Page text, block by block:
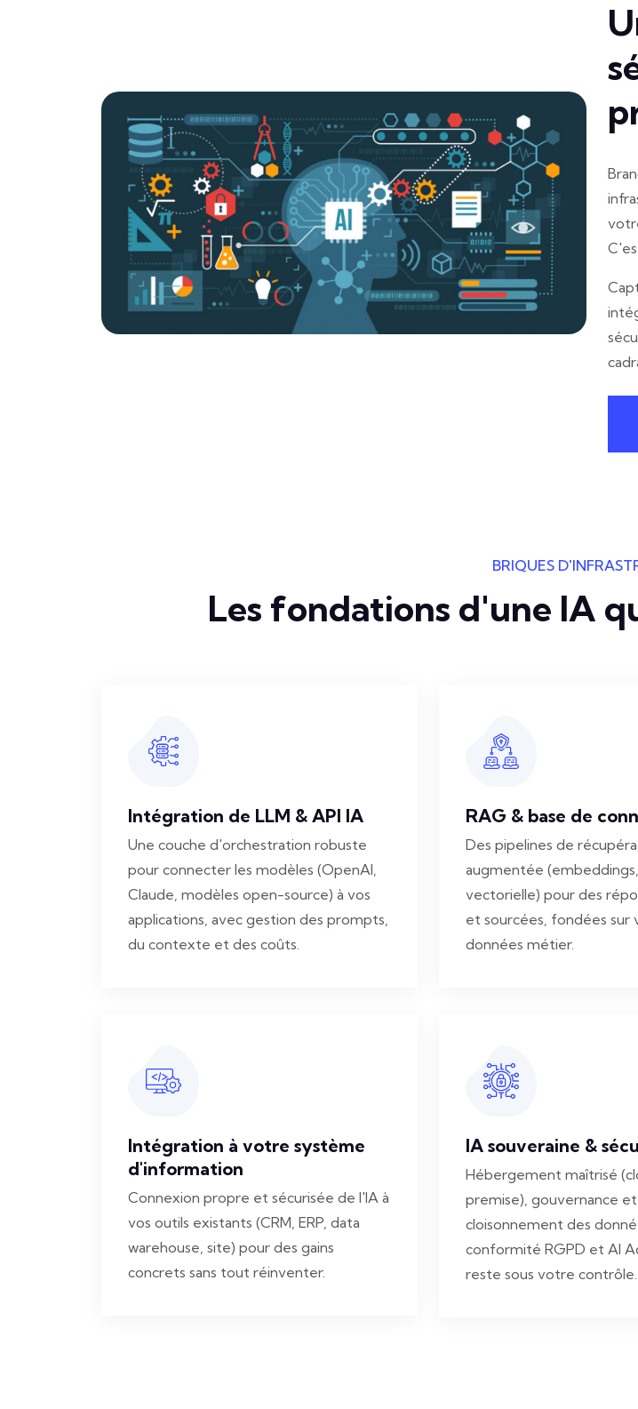
BRIQUES
Les fondations d'une IA
Intégration de LLM & API IA
Une couche d'orchestration robuste
pour connecter les modèles (OpenAI,
Claude, modèles open-source) à vos
applications, avec gestion des prompts,
du contexte et des coûts.
RAG & base de
Des pipelines de
augmentée
vectorielle) pour des
et sourcées, fondées sur
données métier.
Intégration à votre système
d'information
Connexion propre et sécurisée de l'IA à
vos outils existants (CRM, ERP, data
warehouse, site) pour des gains
concrets sans tout réinventer.
IA souveraine &
Hébergement maîtrisé
premise), gouvernance et
cloisonnement des
conformité RGPD et AI
reste sous votre contrôle.